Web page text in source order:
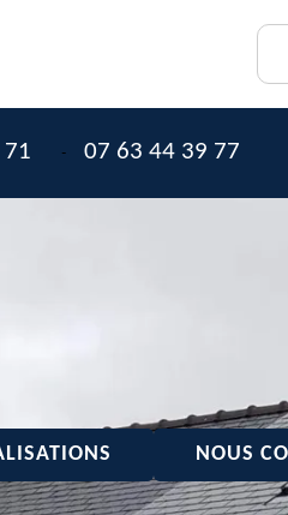
- 07 63 44 39 77
NOUS